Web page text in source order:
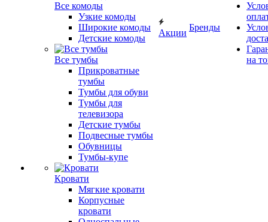
Все комоды
Узкие комоды
Широкие комоды
Детские комоды
Все тумбы
Прикроватные
тумбы
Тумбы для обуви
Тумбы для
телевизора
Детские тумбы
Подвесные тумбы
Обувницы
Тумбы-купе
Кровати
Мягкие кровати
Корпусные
кровати
Акции
Бренды
на